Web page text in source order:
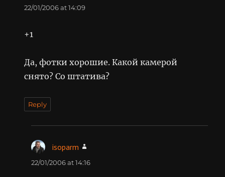
22/01/2006 at 14:09
+1
Да, фотки хорошие. Какой камерой
снято? Со штатива?
Reply
isoparm
22/01/2006 at 14:16